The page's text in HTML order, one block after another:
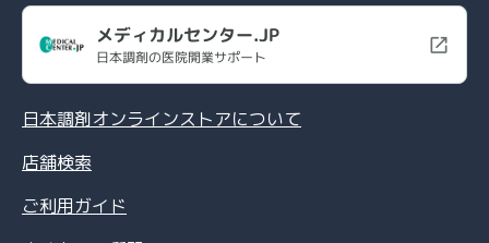
メディカルセンター.JP
日本調剤の医院開業サポート
日本調剤オンラインストアについて
店舗検索
ご利用ガイド